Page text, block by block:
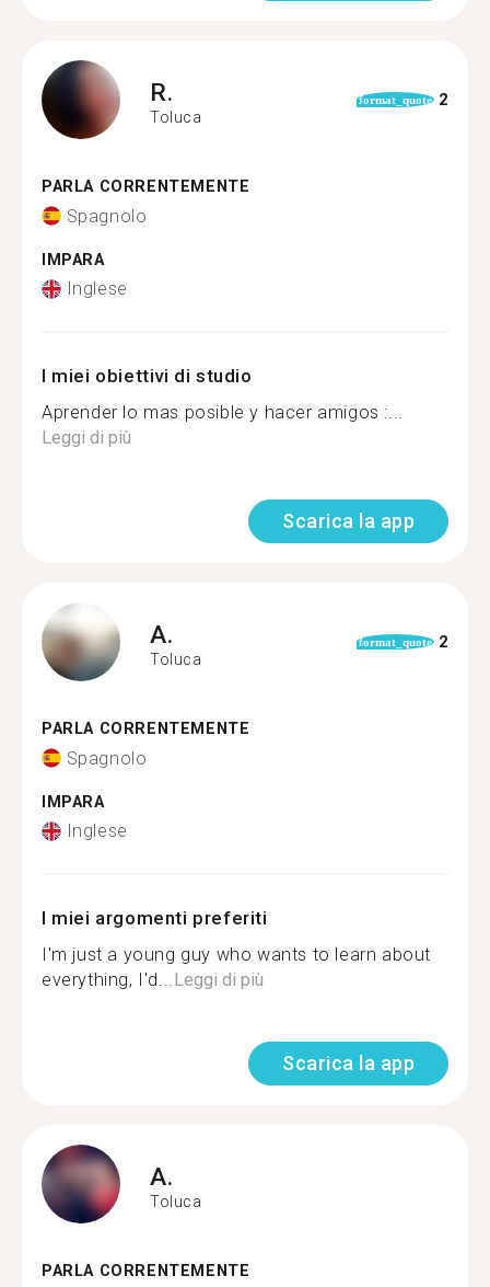
R.
Toluca
format_quote 2
PARLA CORRENTEMENTE
Spagnolo
IMPARA
Inglese
I miei obiettivi di studio
Aprender lo mas posible y hacer amigos :...
Leggi di più
Scarica la app
A.
Toluca
format_quote 2
PARLA CORRENTEMENTE
Spagnolo
IMPARA
Inglese
I miei argomenti preferiti
I'm just a young guy who wants to learn about
everything, I'd...Leggi di più
Scarica la app
A.
Toluca
PARLA CORRENTEMENTE